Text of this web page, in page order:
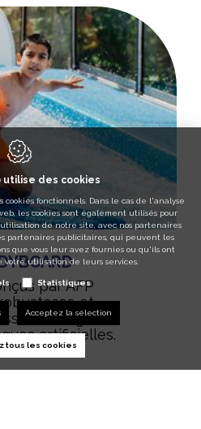
par AFP
et
une glisse
artificielles.
utilise des cookies
fonctionnels. Dans le cas de l'analyse
les cookies sont également utilisés pour
de notre site, avec nos partenaires
partenaires publicitaires, qui peuvent les
que vous leur avez fournies ou qu'ils ont
utilisation de leurs services.
Statistiques
Acceptez la sélection
tous les cookies